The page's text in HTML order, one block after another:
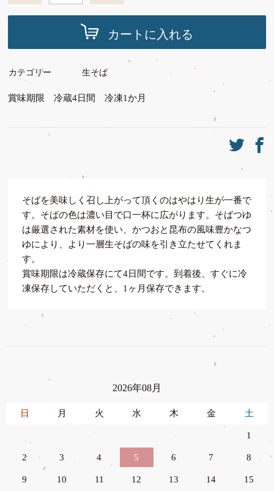
カートに入れる
カテゴリー 生そば
賞味期限 冷蔵4日間 冷凍1か月
そばを美味しく召し上がって頂くのはやはり生が一番で
す。そばの色は濃い目で口一杯に広がります。そばつゆ
は厳選された素材を使い、かつおと昆布の風味豊かなつ
ゆにより、より一層生そばの味を引き立たせてくれま
す。
賞味期限は冷蔵保存にて4日間です。到着後、すぐに冷
凍保存していただくと、1ヶ月保存できます。
2026年08月
日 月 火 水 木 金 土
1
2 3 4 5 6 7 8
9 10 11 12 13 14 15